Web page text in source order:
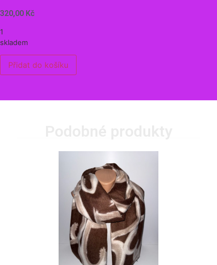
320,00 Kč
1
skladem
Přidat do košíku